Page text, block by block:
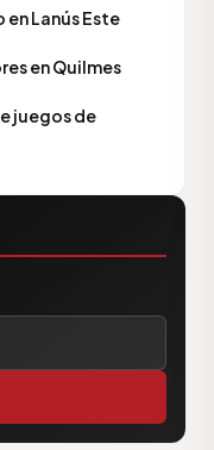
Lanús Este
en Quilmes
juegos de